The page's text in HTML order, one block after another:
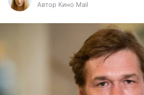
Автор Кино Mail